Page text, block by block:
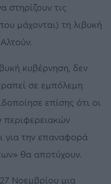
στηρίζουν τις
μάχονται) τη λιβυκή
κυβέρνηση, δεν
σε εμπόλεμη
επίσης ότι οι
για την επαναφορά
θα αποτύχουν.
Νοεμβρίου μια